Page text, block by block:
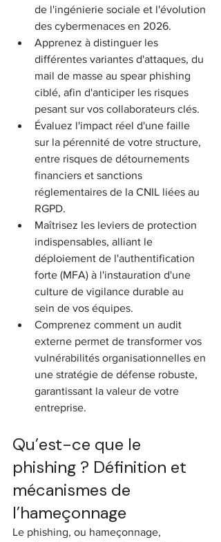
de l'ingénierie sociale et l'évolution
des cybermenaces en 2026.
Apprenez à distinguer les
différentes variantes d'attaques, du
mail de masse au spear phishing
ciblé, afin d'anticiper les risques
pesant sur vos collaborateurs clés.
Évaluez l'impact réel d'une faille
sur la pérennité de votre structure,
entre risques de détournements
financiers et sanctions
réglementaires de la CNIL liées au
RGPD.
Maîtrisez les leviers de protection
indispensables, alliant le
déploiement de l'authentification
forte (MFA) à l'instauration d'une
culture de vigilance durable au
sein de vos équipes.
Comprenez comment un audit
externe permet de transformer vos
vulnérabilités organisationnelles en
une stratégie de défense robuste,
garantissant la valeur de votre
entreprise.
Qu’est-ce que le
phishing ? Définition et
mécanismes de
l’hameçonnage
Le phishing, ou hameçonnage,